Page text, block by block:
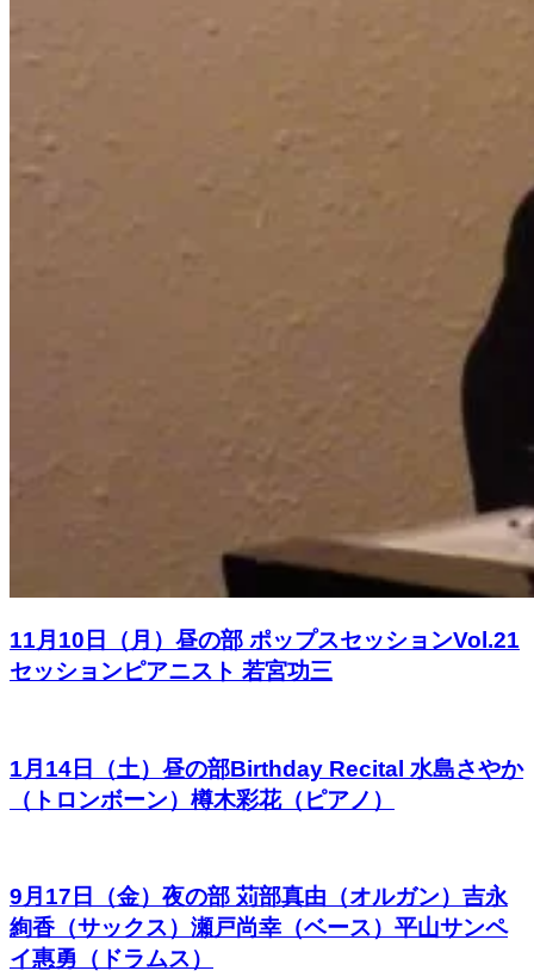
11月10日（月）昼の部 ポップスセッションVol.21
セッションピアニスト 若宮功三
1月14日（土）昼の部Birthday Recital 水島さやか
（トロンボーン）樽木彩花（ピアノ）
9月17日（金）夜の部 苅部真由（オルガン）吉永
絢香（サックス）瀬戸尚幸（ベース）平山サンペ
イ惠勇（ドラムス）